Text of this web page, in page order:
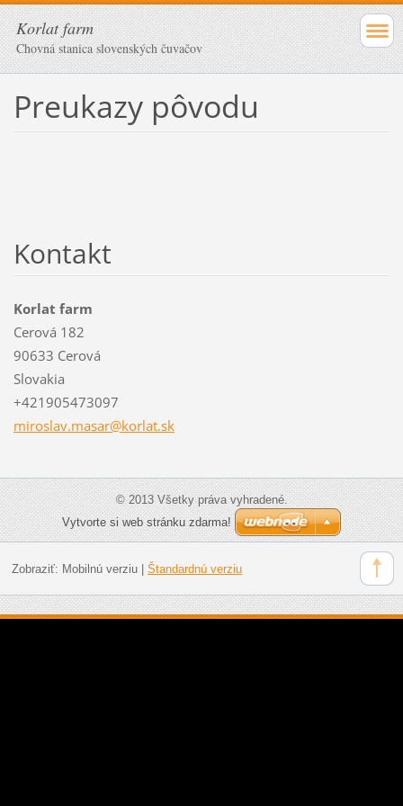
Korlat farm
Chovná stanica slovenských čuvačov
Preukazy pôvodu
Kontakt
Korlat farm
Cerová 182
90633 Cerová
Slovakia
+421905473097
miroslav.masar@korlat.sk
© 2013 Všetky práva vyhradené.
Vytvorte si web stránku zdarma!
Zobraziť: Mobilnú verziu| Štandardnú verziu